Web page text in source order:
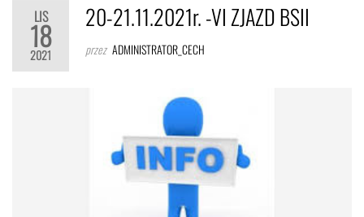
LIS
18
2021
20-21.11.2021r. -VI ZJAZD BSII
przez ADMINISTRATOR_CECH